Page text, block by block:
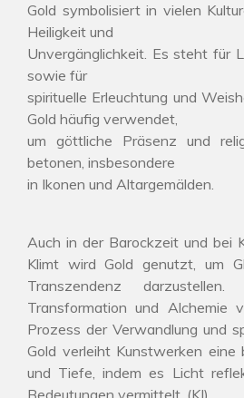
Gold symbolisiert in vielen
Heiligkeit und
Unvergänglichkeit. Es steht für
sowie für
spirituelle Erleuchtung und
Gold häufig verwendet,
um göttliche Präsenz und
betonen, insbesondere
in Ikonen und Altargemälden.
Auch in der Barockzeit und bei
Klimt wird Gold genutzt, um
Transzendenz
Transformation und Alchemie
Prozess der Verwandlung und
Gold verleiht Kunstwerken eine
und Tiefe, indem es Licht
Bedeutungen vermittelt. (KI)